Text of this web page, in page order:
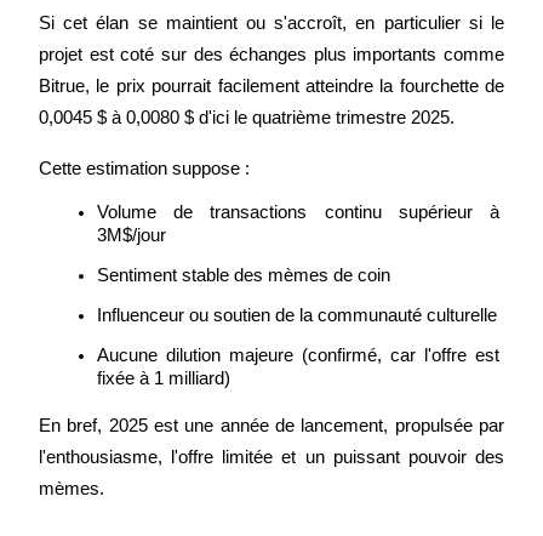
Apprenez le Staking
Si cet élan se maintient ou s'accroît, en particulier si le
projet est coté sur des échanges plus importants comme
Bitrue, le prix pourrait facilement atteindre la fourchette de
0,0045 $ à 0,0080 $ d'ici le quatrième trimestre 2025.
Cette estimation suppose :
Volume de transactions continu supérieur à
3M$/jour
Sentiment stable des mèmes de coin
Influenceur ou soutien de la communauté culturelle
Aucune dilution majeure (confirmé, car l'offre est
fixée à 1 milliard)
En bref, 2025 est une année de lancement, propulsée par
l'enthousiasme, l'offre limitée et un puissant pouvoir des
mèmes.